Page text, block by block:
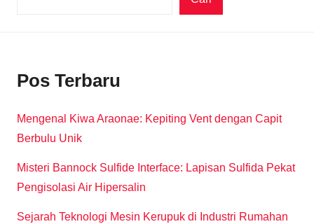
Pos Terbaru
Mengenal Kiwa Araonae: Kepiting Vent dengan Capit
Berbulu Unik
Misteri Bannock Sulfide Interface: Lapisan Sulfida Pekat
Pengisolasi Air Hipersalin
Sejarah Teknologi Mesin Kerupuk di Industri Rumahan